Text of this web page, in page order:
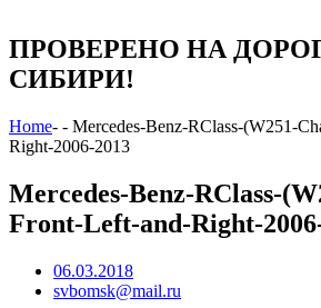
ПРОВЕРЕНО НА
СИБИРИ!
Home- - Mercedes-Benz-RClass-(W251-
Right-2006-2013
Mercedes-Benz-RClass-
Front-Left-and-Right-
06.03.2018
svbomsk@mail.ru